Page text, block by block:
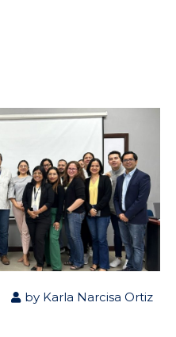
by Karla Narcisa Ortiz